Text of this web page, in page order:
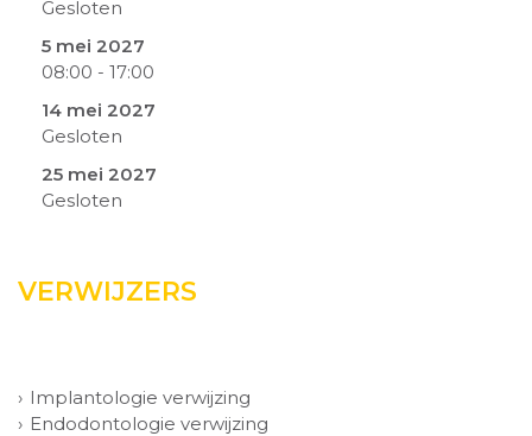
Gesloten
5 mei 2027
08:00 - 17:00
14 mei 2027
Gesloten
25 mei 2027
Gesloten
VERWIJZERS
Implantologie verwijzing
Endodontologie verwijzing